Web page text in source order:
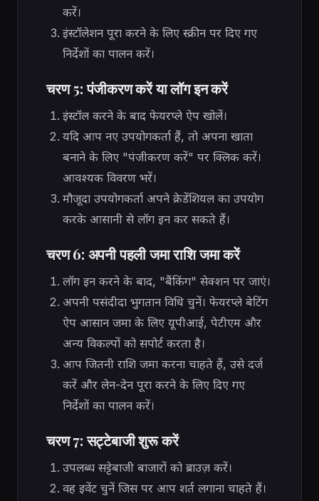
करें।
इंस्टॉलेशन पूरा करने के लिए स्क्रीन पर दिए गए
निर्देशों का पालन करें।
चरण 5: पंजीकरण करें या लॉग इन करें
इंस्टॉल करने के बाद फेयरप्ले ऐप खोलें।
यदि आप नए उपयोगकर्ता हैं, तो अपना खाता
बनाने के लिए "पंजीकरण करें" पर क्लिक करें।
आवश्यक विवरण भरें।
मौजूदा उपयोगकर्ता अपने क्रेडेंशियल का उपयोग
करके आसानी से लॉग इन कर सकते हैं।
चरण 6: अपनी पहली जमा राशि जमा करें
लॉग इन करने के बाद, "बैंकिंग" सेक्शन पर जाएं।
अपनी पसंदीदा भुगतान विधि चुनें। फेयरप्ले बेटिंग
ऐप आसान जमा के लिए यूपीआई, पेटीएम और
अन्य विकल्पों को सपोर्ट करता है।
आप जितनी राशि जमा करना चाहते हैं, उसे दर्ज
करें और लेन-देन पूरा करने के लिए दिए गए
निर्देशों का पालन करें।
चरण 7: सट्टेबाजी शुरू करें
उपलब्ध सट्टेबाजी बाजारों को ब्राउज़ करें।
वह इवेंट चुनें जिस पर आप शर्त लगाना चाहते हैं।